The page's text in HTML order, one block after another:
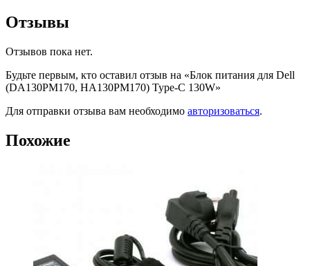
Отзывы
Отзывов пока нет.
Будьте первым, кто оставил отзыв на «Блок питания для Dell
(DA130PM170, HA130PM170) Type-C 130W»
Для отправки отзыва вам необходимо авторизоваться.
Похожие